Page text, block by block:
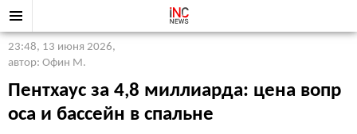
23:48, 13 июня 2026,
автор: Офин М.
Пентхаус за 4,8 миллиарда: цена вопр
оса и бассейн в спальне